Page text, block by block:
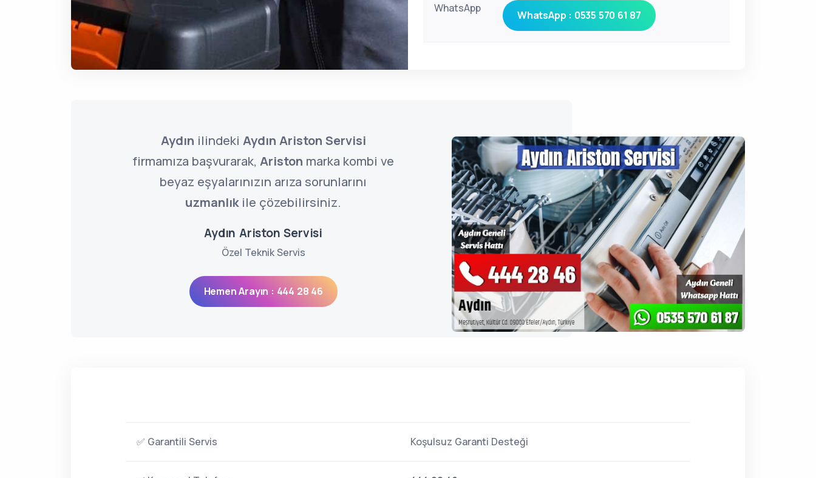
WhatsApp
WhatsApp : 0535 570 61 87
Aydın ilindeki Aydın Ariston Servisi
firmamıza başvurarak, Ariston marka kombi ve
beyaz eşyalarınızın arıza sorunlarını
uzmanlıkile çözebilirsiniz.
Aydın Ariston Servisi
Özel Teknik Servis
Hemen Arayın : 444 28 46
✅ Garantili Servis Koşulsuz Garanti Desteği